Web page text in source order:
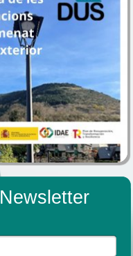
Newsletter